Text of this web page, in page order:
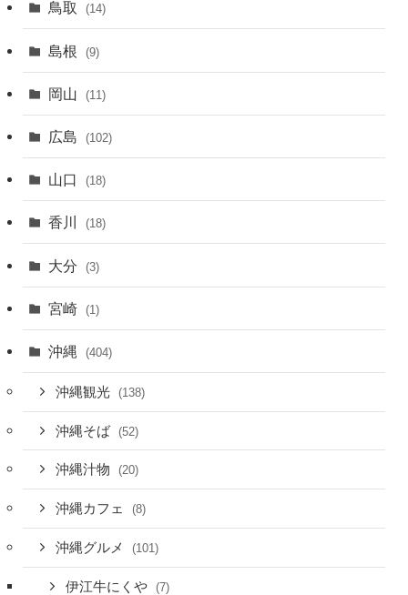
鳥取 (14)
島根 (9)
岡山 (11)
広島 (102)
山口 (18)
香川 (18)
大分 (3)
宮崎 (1)
沖縄 (404)
沖縄観光 (138)
沖縄そば (52)
沖縄汁物 (20)
沖縄カフェ (8)
沖縄グルメ (101)
伊江牛にくや (7)